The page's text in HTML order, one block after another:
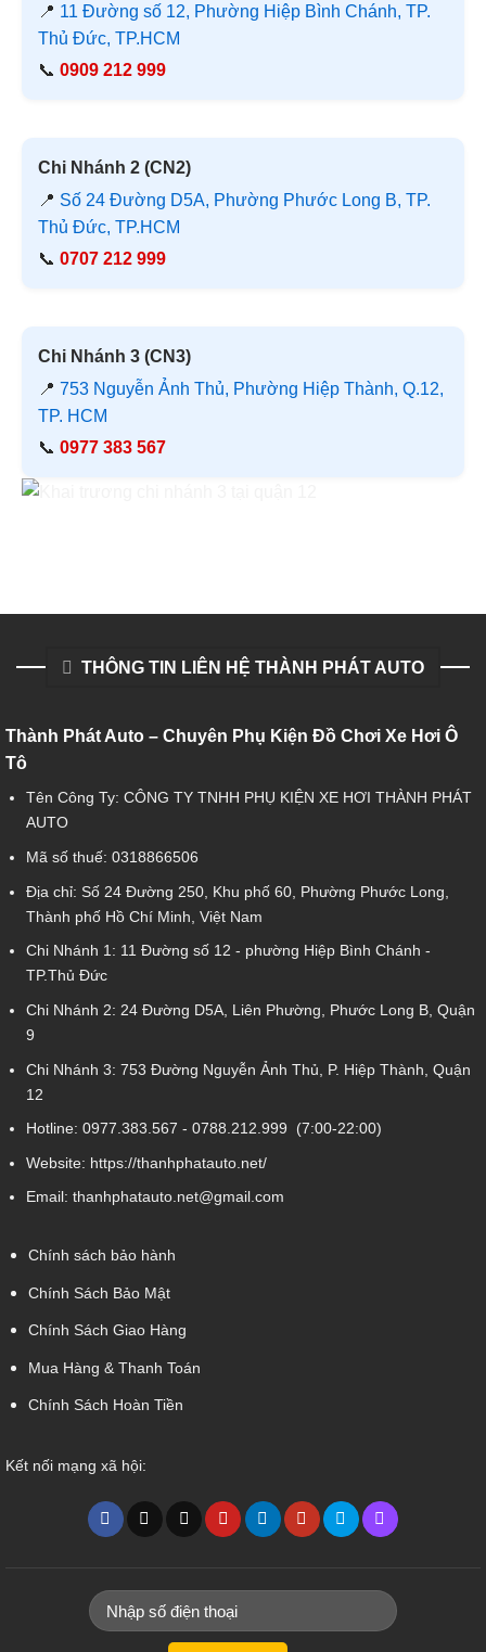
📍 11 Đường số 12, Phường Hiệp Bình Chánh, TP.
Thủ Đức, TP.HCM
📞 0909 212 999
Chi Nhánh 2 (CN2)
📍 Số 24 Đường D5A, Phường Phước Long B, TP.
Thủ Đức, TP.HCM
📞 0707 212 999
Chi Nhánh 3 (CN3)
📍 753 Nguyễn Ảnh Thủ, Phường Hiệp Thành, Q.12,
TP. HCM
📞 0977 383 567
THÔNG TIN LIÊN HỆ THÀNH PHÁT AUTO
Thành Phát Auto – Chuyên Phụ Kiện Đồ Chơi Xe Hơi Ô
Tô
Tên Công Ty: CÔNG TY TNHH PHỤ KIỆN XE HƠI THÀNH PHÁT
AUTO
Mã số thuế: 0318866506
Địa chỉ: Số 24 Đường 250, Khu phố 60, Phường Phước Long,
Thành phố Hồ Chí Minh, Việt Nam
Chi Nhánh 1: 11 Đường số 12 - phường Hiệp Bình Chánh -
TP.Thủ Đức
Chi Nhánh 2: 24 Đường D5A, Liên Phường, Phước Long B, Quận
9
Chi Nhánh 3: 753 Đường Nguyễn Ảnh Thủ, P. Hiệp Thành, Quận
12
Hotline: 0977.383.567 - 0788.212.999 (7:00-22:00)
Website: https://thanhphatauto.net/
Email: thanhphatauto.net@gmail.com
Chính sách bảo hành
Chính Sách Bảo Mật
Chính Sách Giao Hàng
Mua Hàng & Thanh Toán
Chính Sách Hoàn Tiền
Kết nối mạng xã hội: